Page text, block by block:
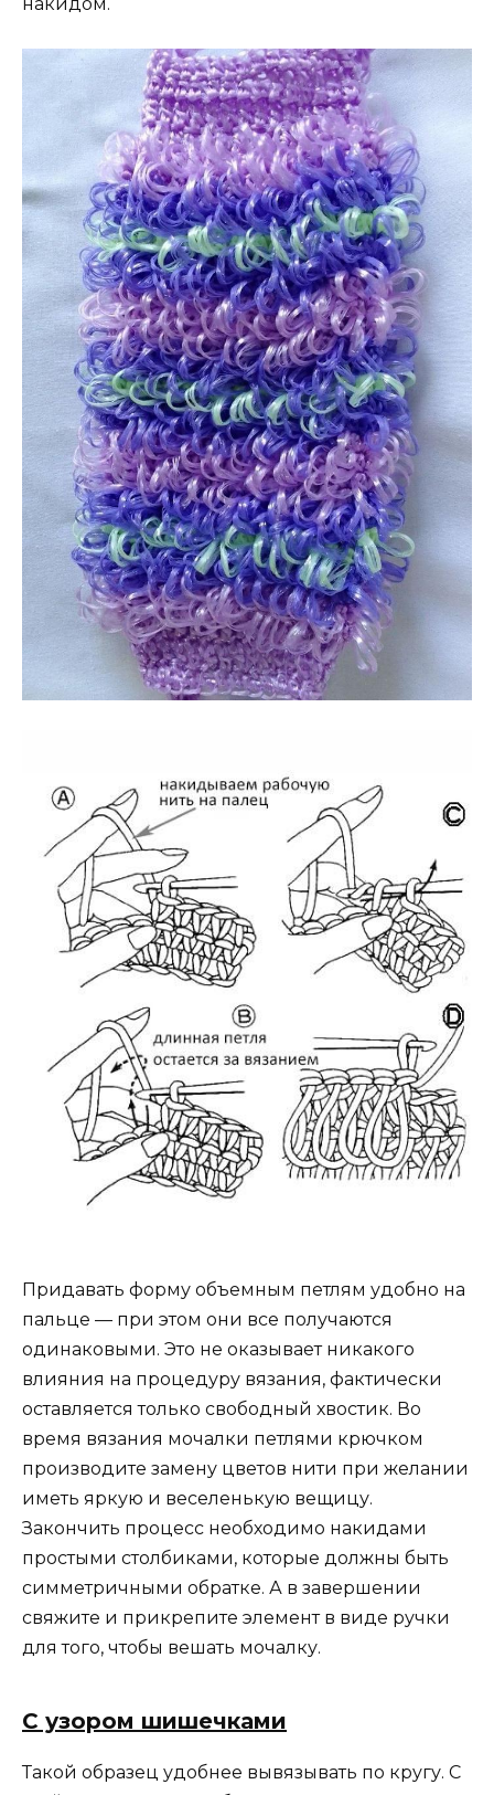
Придавать форму объемным петлям удобно на
пальце — при этом они все получаются
одинаковыми. Это не оказывает никакого
влияния на процедуру вязания, фактически
оставляется только свободный хвостик. Во
время вязания мочалки петлями крючком
производите замену цветов нити при желании
иметь яркую и веселенькую вещицу.
Закончить процесс необходимо накидами
простыми столбиками, которые должны быть
симметричными обратке. А в завершении
свяжите и прикрепите элемент в виде ручки
для того, чтобы вешать мочалку.
С узором шишечками
Такой образец удобнее вывязывать по кругу. С